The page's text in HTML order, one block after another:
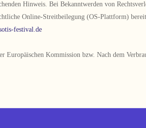
Hinweis. Bei Bekanntwerden von
Online-Streitbeilegung (OS-Plattform)
festival.de
Kommission bzw. Nach dem